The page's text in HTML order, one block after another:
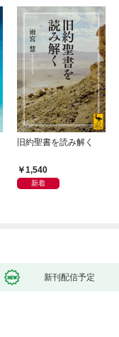
旧約聖書を読み解く
1,540
新着
新刊配信予定